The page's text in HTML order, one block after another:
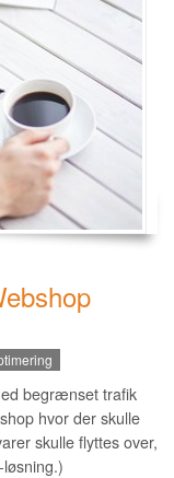
begrænset trafik
hvor der skulle
skulle flyttes over,